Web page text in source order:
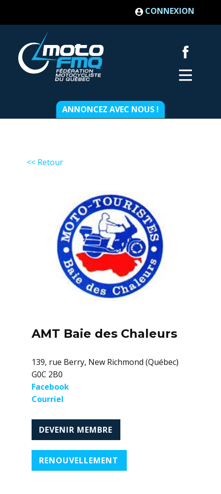
CONNEXION
ANNONCEZ AVEC NOUS !
<< Retour
AMT Baie des Chaleurs
139, rue Berry, New Richmond (Québec)
G0C 2B0
Facebook
Courriel
DEVENIR MEMBRE
RENOUVELLEMENT